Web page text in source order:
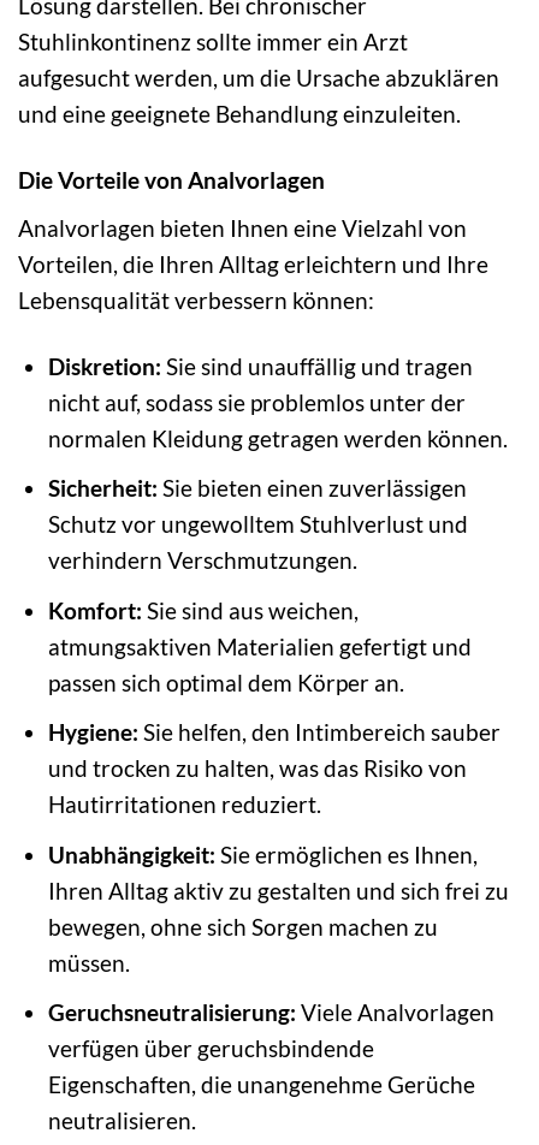
Stuhlinkontinenz sollte immer ein Arzt
aufgesucht werden, um die Ursache abzuklären
und eine geeignete Behandlung einzuleiten.
Die Vorteile von Analvorlagen
Analvorlagen bieten Ihnen eine Vielzahl von
Vorteilen, die Ihren Alltag erleichtern und Ihre
Lebensqualität verbessern können:
Diskretion: Sie sind unauffällig und tragen
nicht auf, sodass sie problemlos unter der
normalen Kleidung getragen werden können.
Sicherheit: Sie bieten einen zuverlässigen
Schutz vor ungewolltem Stuhlverlust und
verhindern Verschmutzungen.
Komfort: Sie sind aus weichen,
atmungsaktiven Materialien gefertigt und
passen sich optimal dem Körper an.
Hygiene: Sie helfen, den Intimbereich sauber
und trocken zu halten, was das Risiko von
Hautirritationen reduziert.
Unabhängigkeit: Sie ermöglichen es Ihnen,
Ihren Alltag aktiv zu gestalten und sich frei zu
bewegen, ohne sich Sorgen machen zu
müssen.
Geruchsneutralisierung: Viele Analvorlagen
verfügen über geruchsbindende
Eigenschaften, die unangenehme Gerüche
neutralisieren.